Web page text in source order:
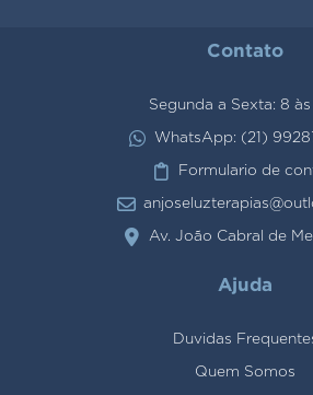
Contato
Segunda a Sexta: 8 às
WhatsApp: (21)
Formulario de
Av. João Cabral de
Ajuda
Duvidas
Quem Somos